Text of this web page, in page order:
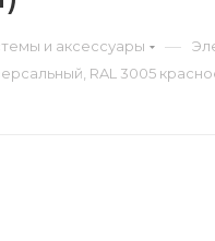
и аксессуары —
RAL 3005